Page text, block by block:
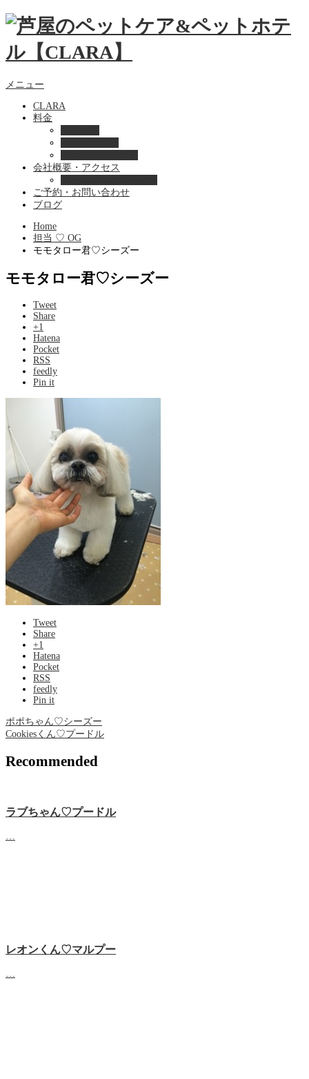
メニュー
CLARA
料金
会社概要・アクセス
ご予約・お問い合わせ
ブログ
Home
担当 ♡ OG
モモタロー君♡シーズー
モモタロー君♡シーズー
Tweet
Share
+1
Hatena
Pocket
RSS
feedly
Pin it
Tweet
Share
+1
Hatena
Pocket
RSS
feedly
Pin it
ポポちゃん♡シーズー
Cookiesくん♡プードル
Recommended
ラブちゃん♡プードル
レオンくん♡マルプー